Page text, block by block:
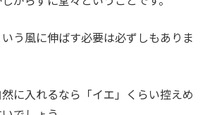
う風に伸ばす必要は必ずしもありま
に入れるなら「イエ」くらい控えめ